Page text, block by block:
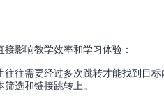
影响教学效率和学习体验：
往往需要经过多次跳转才能找到目
选和链接跳转上。